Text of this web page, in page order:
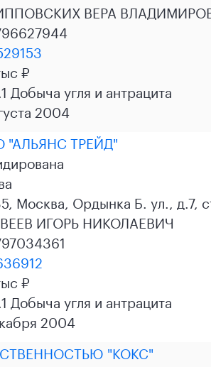
ВЕРА
₽
Добыча угля и антрацита
2004
ТРЕЙД"
Москва, Ордынка Б. ул., д.7,
ИГОРЬ НИКОЛАЕВИЧ
₽
Добыча угля и антрацита
2004
"КОКС"